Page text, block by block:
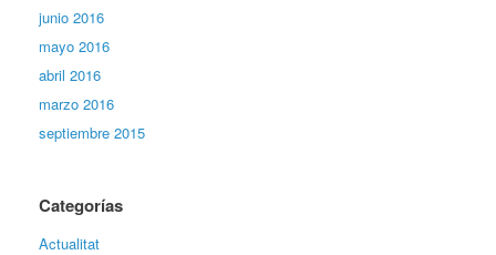
junio 2016
mayo 2016
abril 2016
marzo 2016
septiembre 2015
Categorías
Actualitat